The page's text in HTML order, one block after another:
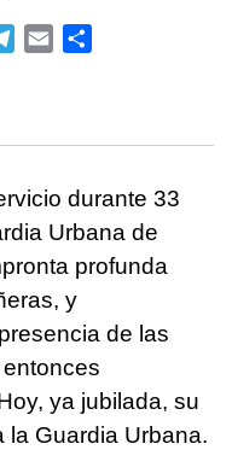
Telegram
Email
durante 33
Urbana de
profunda
y
de las
ya jubilada, su
la Guardia Urbana.